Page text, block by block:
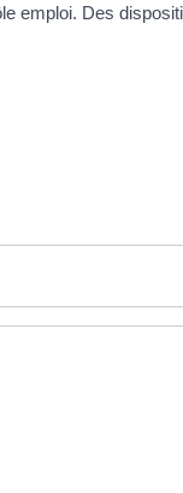
emploi. Des